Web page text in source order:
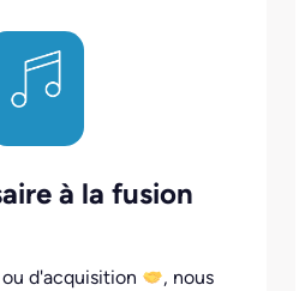
à la fusion
d'acquisition
, nous